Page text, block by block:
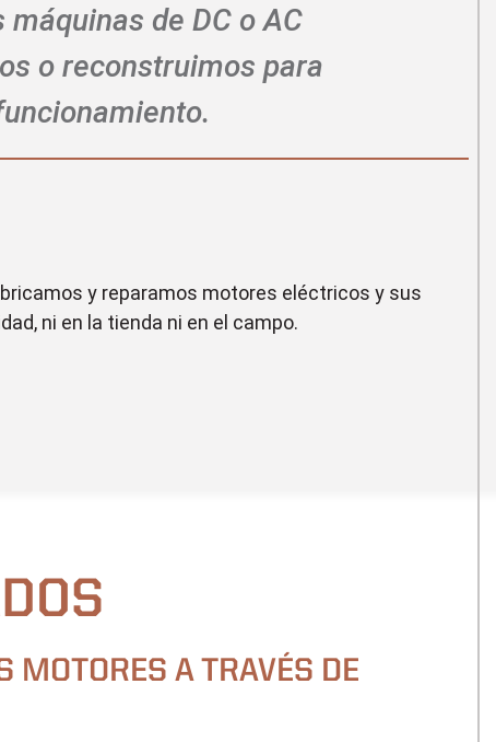
de DC o AC
o reconstruimos para
y reparamos motores eléctricos y sus
ni en la tienda ni en el campo.
MOTORES A TRAVÉS DE